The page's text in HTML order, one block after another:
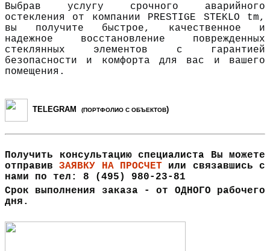
Выбрав услугу срочного аварийного
остекления от компании PRESTIGE STEKLO tm,
вы получите быстрое, качественное и
надежное восстановление поврежденных
стеклянных элементов с гарантией
безопасности и комфорта для вас и вашего
помещения.
TELEGRAM (ПОРТФОЛИО С ОБЪЕКТОВ)
Получить консультацию специалиста Вы можете
отправивЗАЯВКУ НА ПРОСЧЕТ или связавшись с
нами по тел: 8 (495) 980-23-81
Срок выполнения заказа - от ОДНОГО рабочего
дня.